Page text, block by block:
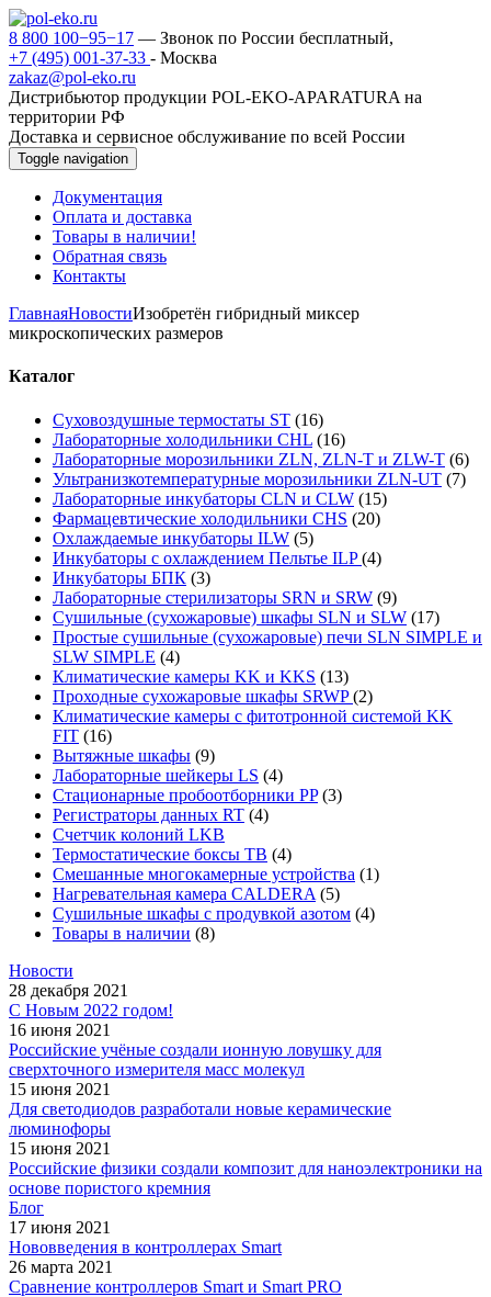
8 800 100−95−17 — Звонок по России бесплатный,
+7 (495) 001-37-33 - Москва
zakaz@pol-eko.ru
Дистрибьютор продукции POL-EKO-APARATURA на
территории РФ
Доставка и сервисное обслуживание по всей России
Toggle navigation
Документация
Оплата и доставка
Товары в наличии!
Обратная связь
Контакты
ГлавнаяНовостиИзобретён гибридный миксер
микроскопических размеров
Каталог
Суховоздушные термостаты ST (16)
Лабораторные холодильники CHL (16)
Лабораторные морозильники ZLN, ZLN-T и ZLW-T (6)
Ультранизкотемпературные морозильники ZLN-UT (7)
Лабораторные инкубаторы CLN и CLW (15)
Фармацевтические холодильники CHS (20)
Охлаждаемые инкубаторы ILW (5)
Инкубаторы с охлаждением Пельтье ILP(4)
Инкубаторы БПК (3)
Лабораторные стерилизаторы SRN и SRW (9)
Сушильные (сухожаровые) шкафы SLN и SLW (17)
Простые сушильные (сухожаровые) печи SLN SIMPLE и
SLW SIMPLE (4)
Климатические камеры KK и KKS (13)
Проходные сухожаровые шкафы SRWP(2)
Климатические камеры с фитотронной системой KK
FIT (16)
Вытяжные шкафы (9)
Лабораторные шейкеры LS (4)
Стационарные пробоотборники PP (3)
Регистраторы данных RT (4)
Счетчик колоний LKB
Термостатические боксы TB (4)
Смешанные многокамерные устройства (1)
Нагревательная камера CALDERA (5)
Сушильные шкафы с продувкой азотом (4)
Товары в наличии (8)
Новости
28 декабря 2021
С Новым 2022 годом!
16 июня 2021
Российские учёные создали ионную ловушку для
сверхточного измерителя масс молекул
15 июня 2021
Для светодиодов разработали новые керамические
люминофоры
15 июня 2021
Российские физики создали композит для наноэлектроники на
основе пористого кремния
Блог
17 июня 2021
Нововведения в контроллерах Smart
26 марта 2021
Сравнение контроллеров Smart и Smart PRO